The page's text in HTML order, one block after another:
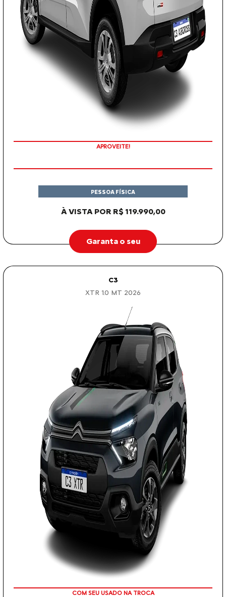
APROVEITE!
À VISTA POR R$ 119.990,00
PESSOA FÍSICA
Garanta o seu
C3
XTR 1.0 MT 2026
COM SEU USADO NA TROCA